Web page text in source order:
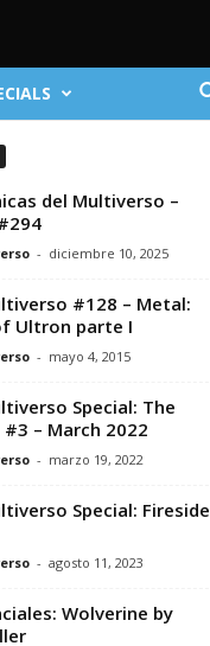
del Multiverso –
- diciembre 10, 2025
#128 – Metal:
Ultron parte I
- mayo 4, 2015
Special: The
– March 2022
- marzo 19, 2022
Special: Fireside
- agosto 11, 2023
Wolverine by